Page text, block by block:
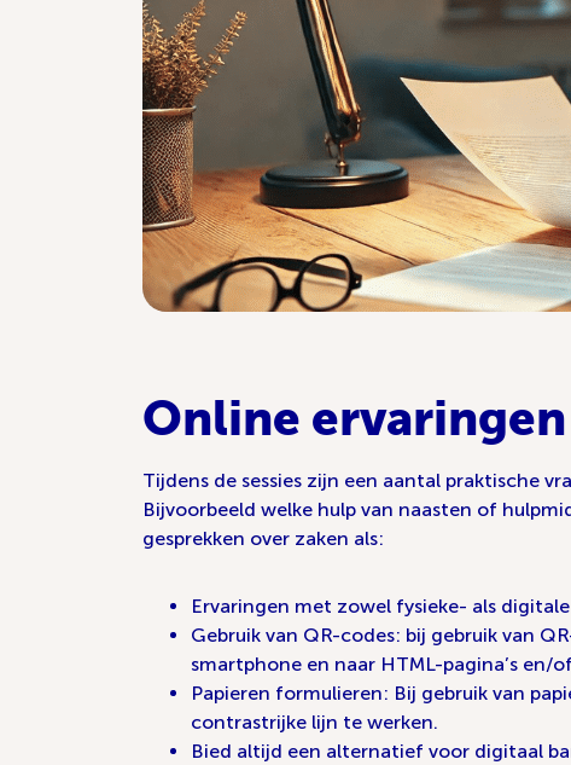
Online
Tijdens de sessies zijn een aantal praktische
Bijvoorbeeld welke hulp van naasten of
gesprekken over zaken als:
Ervaringen met zowel fysieke- als
Gebruik van QR-codes: bij gebruik van
smartphone en naar HTML-pagina’s
Papieren formulieren: Bij gebruik van
contrastrijke lijn te werken.
Bied altijd een alternatief voor digitaal